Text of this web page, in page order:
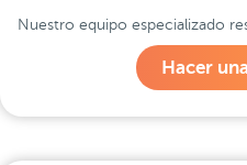
Nuestro equipo especializado
Hacer